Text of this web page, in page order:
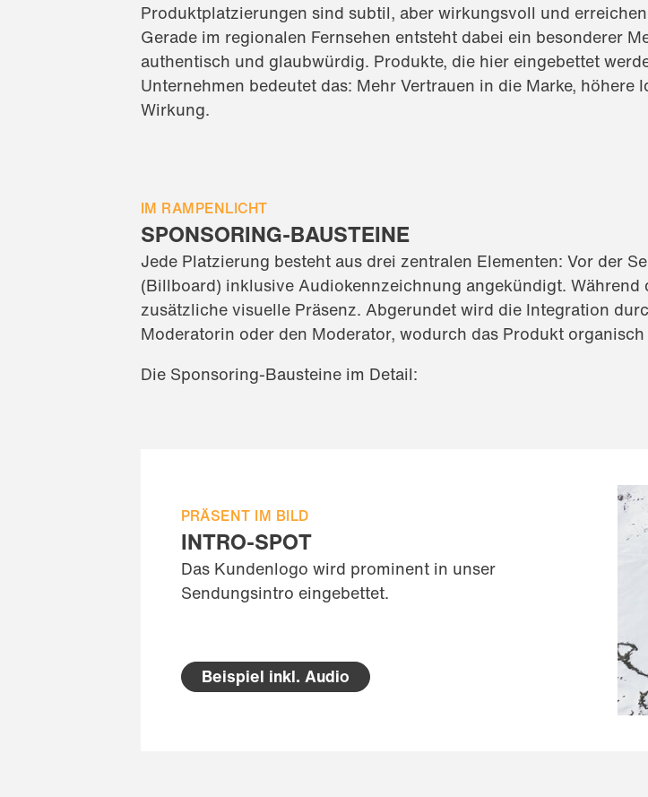
Produktplatzierungen sind subtil, aber wirkungsvoll und
Gerade im regionalen Fernsehen entsteht dabei ein besonderer
authentisch und glaubwürdig. Produkte, die hier eingebettet
Unternehmen bedeutet das: Mehr Vertrauen in die Marke,
Wirkung.
IM RAMPENLICHT
SPONSORING-BAUSTEINE
Jede Platzierung besteht aus drei zentralen Elementen: Vor der
(Billboard) inklusive Audiokennzeichnung angekündigt.
zusätzliche visuelle Präsenz. Abgerundet wird die Integration
Moderatorin oder den Moderator, wodurch das Produkt
Die Sponsoring-Bausteine im Detail:
PRÄSENT IM BILD
INTRO-SPOT
Das Kundenlogo wird prominent in unser
Sendungsintro eingebettet.
Beispiel inkl. Audio